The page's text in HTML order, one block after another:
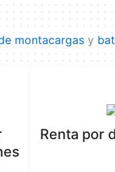
montacargasy
Renta por